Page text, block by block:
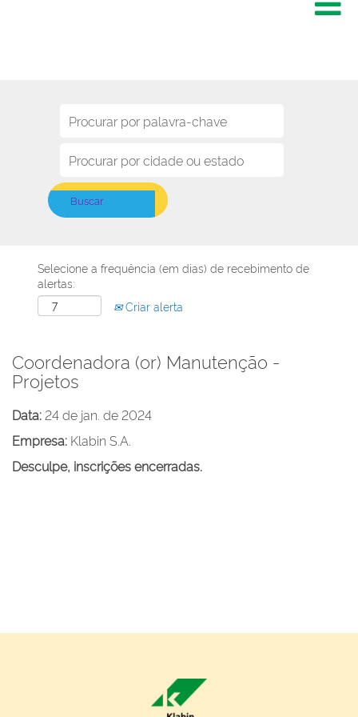
Selecione a frequência (em dias) de recebimento de
alertas:
Criar alerta
Coordenadora (or) Manutenção -
Projetos
Data: 24 de jan. de 2024
Empresa: Klabin S.A.
Desculpe, inscrições encerradas.